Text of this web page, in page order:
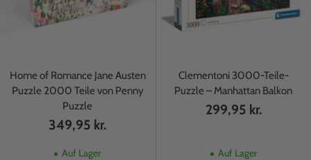
Home of Romance Jane Austen
Puzzle 2000 Teile von Penny
Puzzle
349,95 kr.
Auf Lager
Clementoni 3000-Teile-
Puzzle – Manhattan Balkon
299,95 kr.
Auf Lager